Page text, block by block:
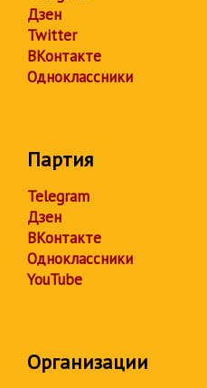
Дзен
Twitter
ВКонтакте
Одноклассники
Партия
Telegram
Дзен
ВКонтакте
Одноклассники
YouTube
Организации